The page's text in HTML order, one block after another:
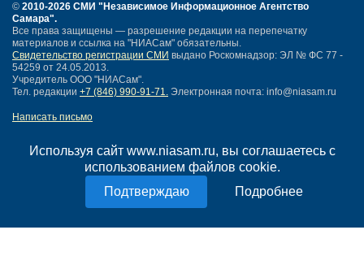
Используя сайт www.niasam.ru, вы соглашаетесь с
использованием файлов cookie.
Подробнее
© 2010-2026 СМИ "Независимое Информационное Агентство
Самара".
Все права защищены — разрешение редакции на перепечатку
материалов и ссылка на "НИАСам" обязательны.
Свидетельство регистрации СМИ выдано Роскомнадзор: ЭЛ № ФС 77 -
54259 от 24.05.2013.
Учредитель ООО "НИАСам".
Тел. редакции +7 (846) 990-91-71. Электронная почта: info@niasam.ru
Написать письмо
Нашли ошибку?
Политика конфиденциальности